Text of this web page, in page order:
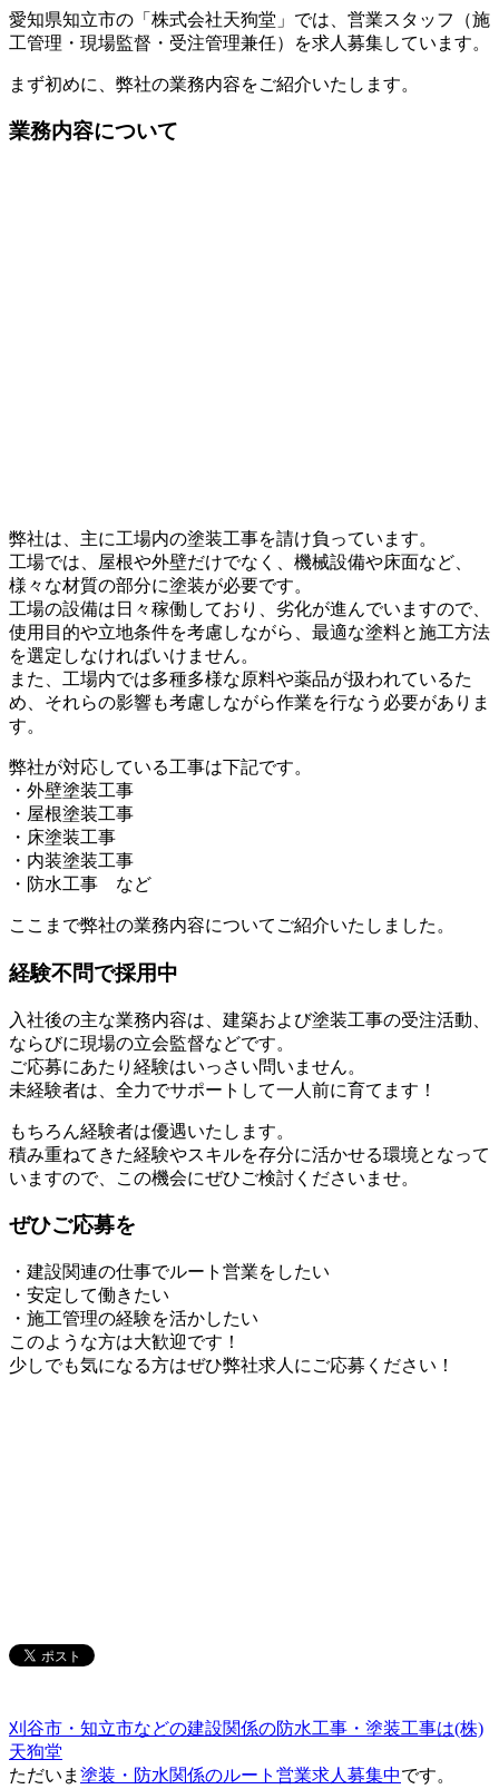
愛知県知立市の「株式会社天狗堂」では、営業スタッフ（施
工管理・現場監督・受注管理兼任）を求人募集しています。
まず初めに、弊社の業務内容をご紹介いたします。
業務内容について
弊社は、主に工場内の塗装工事を請け負っています。
工場では、屋根や外壁だけでなく、機械設備や床面など、
様々な材質の部分に塗装が必要です。
工場の設備は日々稼働しており、劣化が進んでいますので、
使用目的や立地条件を考慮しながら、最適な塗料と施工方法
を選定しなければいけません。
また、工場内では多種多様な原料や薬品が扱われているた
め、それらの影響も考慮しながら作業を行なう必要がありま
す。
弊社が対応している工事は下記です。
・外壁塗装工事
・屋根塗装工事
・床塗装工事
・内装塗装工事
・防水工事 など
ここまで弊社の業務内容についてご紹介いたしました。
経験不問で採用中
入社後の主な業務内容は、建築および塗装工事の受注活動、
ならびに現場の立会監督などです。
ご応募にあたり経験はいっさい問いません。
未経験者は、全力でサポートして一人前に育てます！
もちろん経験者は優遇いたします。
積み重ねてきた経験やスキルを存分に活かせる環境となって
いますので、この機会にぜひご検討くださいませ。
ぜひご応募を
・建設関連の仕事でルート営業をしたい
・安定して働きたい
・施工管理の経験を活かしたい
このような方は大歓迎です！
少しでも気になる方はぜひ弊社求人にご応募ください！
刈谷市・知立市などの建設関係の防水工事・塗装工事は(株)
天狗堂
ただいま 塗装・防水関係のルート営業求人募集中です。